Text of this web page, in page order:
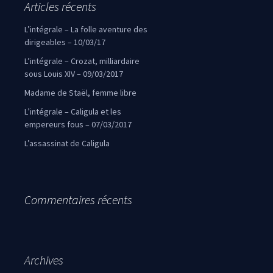
Articles récents
L’intégrale – La folle aventure des
dirigeables – 10/03/17
L’intégrale – Crozat, milliardaire
sous Louis XIV – 09/03/2017
Madame de Staël, femme libre
L’intégrale – Caligula et les
empereurs fous – 07/03/2017
L’assassinat de Caligula
Commentaires récents
Archives